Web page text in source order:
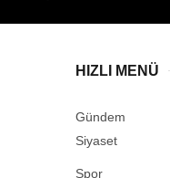
HIZLI MENÜ
Gündem
Siyaset
Spor